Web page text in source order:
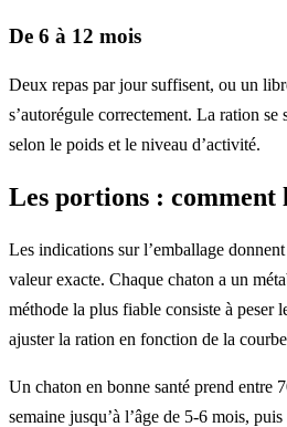
De 6 à 12 mois
Deux repas par jour suffisent, ou un
s’autorégule correctement. La ration se
selon le poids et le niveau d’activité.
Les portions : comment
Les indications sur l’emballage
valeur exacte. Chaque chaton a un
méthode la plus fiable consiste à peser
ajuster la ration en fonction de la
Un chaton en bonne santé prend entre
semaine jusqu’à l’âge de 5-6 mois,